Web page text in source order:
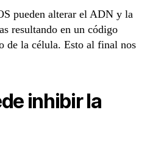
pueden alterar el ADN y la
resultando en un código
de la célula. Esto al final nos
inhibir la